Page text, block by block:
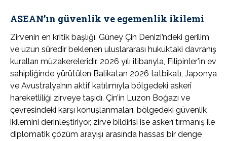
ASEAN’ın güvenlik ve egemenlik ikilemi
Zirvenin en kritik başlığı, Güney Çin Denizi’ndeki gerilim
ve uzun süredir beklenen uluslararası hukuktaki davranış
kuralları müzakereleridir. 2026 yılı itibarıyla, Filipinler’in ev
sahipliğinde yürütülen Balikatan 2026 tatbikatı, Japonya
ve Avustralya’nın aktif katılımıyla bölgedeki askerî
hareketliliği zirveye taşıdı. Çin’in Luzon Boğazı ve
çevresindeki karşı konuşlanmaları, bölgedeki güvenlik
ikilemini derinleştiriyor, zirve bildirisi ise askerî tırmanış ile
diplomatik çözüm arayışı arasında hassas bir denge